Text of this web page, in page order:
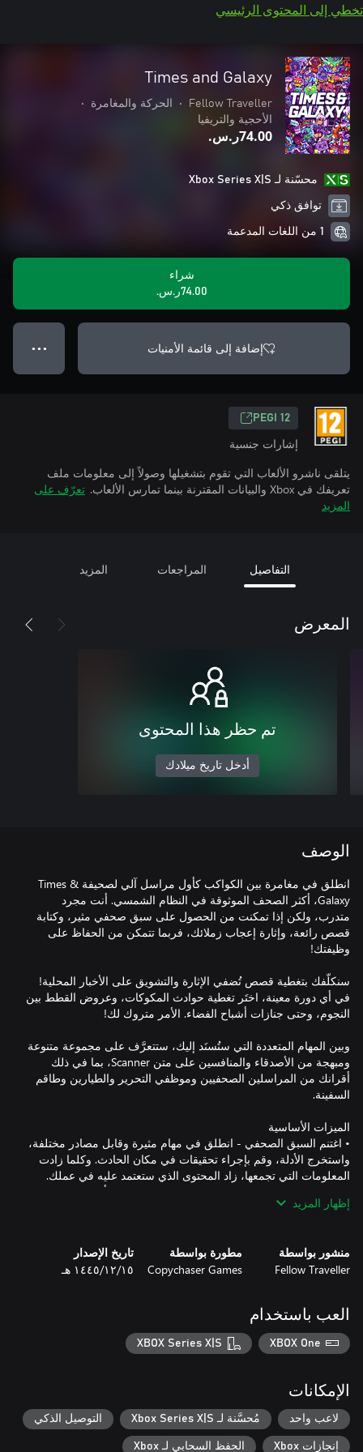
تخطي إلى المحتوى الرئيسي
Times and Galaxy
Fellow Traveller
• الحركة والمغامرة
•
الأحجية والتريفيا
‪ر.س.‏‎74.00‬
محسّنة لـ Xbox Series X|S
توافق ذكي
1 من اللغات المدعمة
شراء
‪ر.س.‏‎74.00‬
إضافة إلى قائمة الأمنيات ● ● ●
PEGI 12
إشارات جنسية
يتلقى ناشرو الألعاب التي تقوم بتشغيلها وصولاً إلى معلومات ملف
تعريفك في Xbox والبيانات المقترنة بينما تمارس الألعاب.
تعرّف على
المزيد
التفاصيل المراجعات المزيد
المعرض
تم حظر هذا المحتوى
أدخل تاريخ ميلادك
الوصف
انطلق في مغامرة بين الكواكب كأول مراسل آلي لصحيفة Times &
Galaxy، أكثر الصحف الموثوقة في النظام الشمسي. أنت مجرد
متدرب، ولكن إذا تمكنت من الحصول على سبق صحفي مثير، وكتابة
قصص رائعة، وإثارة إعجاب زملائك، فربما تتمكن من الحفاظ على
سنكلّفك بتغطية قصص تُضفي الإثارة والتشويق على الأخبار المحلية!
في أي دورة معينة، اختَر تغطية حوادث المكوكات، وعروض القطط بين
وبين المهام المتعددة التي ستُسنَد إليك، ستتعرَّف على مجموعة متنوعة
ومبهجة من الأصدقاء والمنافسين على متن Scanner، بما في ذلك
أقرانك من المراسلين الصحفيين وموظفي التحرير والطيارين وطاقم
• اغتنم السبق الصحفي - انطلق في مهام مثيرة وقابل مصادر مختلفة،
واستخرج الأدلة، وقم بإجراء تحقيقات في مكان الحادث. وكلما زادت
Story™‎ لصياغة مقالك باستخدام كل تلك المعلومات التي جمعتها،
ونبرة القصة وكيف سيتفاعل كلٌّ من المحررين والقراء معها. بمرور
الوقت، تبدأ الخيارات في كل قصة في تشكيل سمعة وشعبية الصحيفة.
موظفين غريبين ونشطين. ستجد البشر، وسلالات الأوغر والفيرج
• لعبة مصمَّمة من قِبَل صحفيين حقيقيين - قضى المؤلفون في
وتطوير الألعاب.
إظهار المزيد
منشور بواسطة
Fellow Traveller
مطورة بواسطة
Copychaser Games
تاريخ الإصدار
١٥‏/١٢‏/١٤٤٥ هـ
العب باستخدام
XBOX One
XBOX Series X|S
الإمكانات
لاعب واحد مُحسَّنة لـ Xbox Series X|S التوصيل الذكي
إنجازات Xbox الحفظ السحابي لـ Xbox